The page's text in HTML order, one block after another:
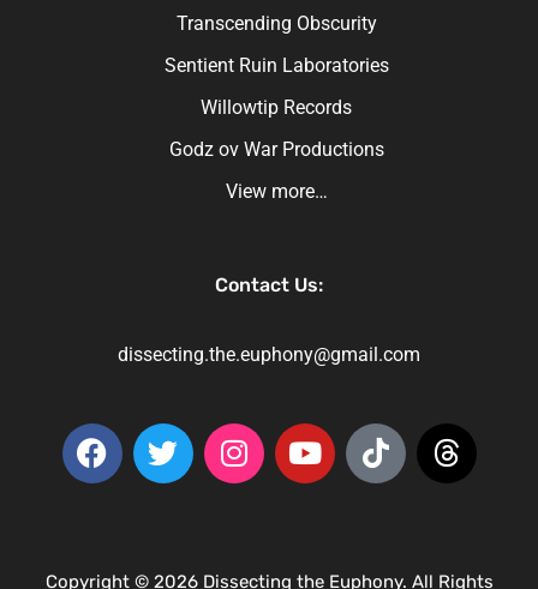
Transcending Obscurity
Sentient Ruin Laboratories
Willowtip Records
Godz ov War Productions
View more…
Contact Us:
dissecting.the.euphony@gmail.com
Copyright © 2026 Dissecting the Euphony. All Rights